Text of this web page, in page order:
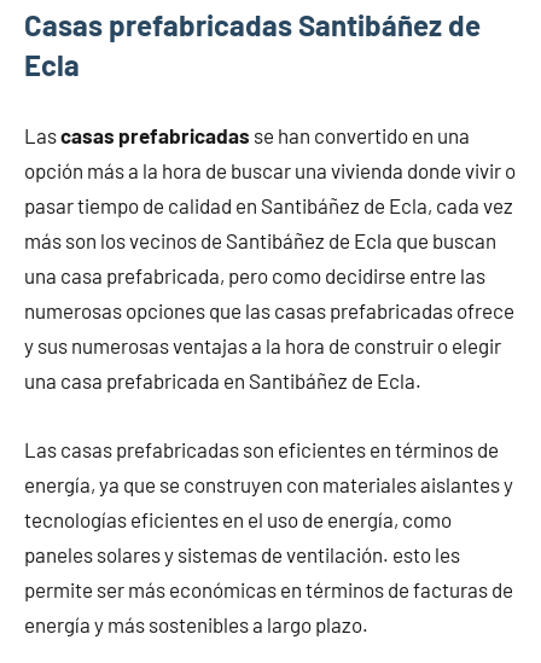
Casas prefabricadas Santibáñez de
Ecla
Lascasas prefabricadas se han convertido en una
opción más a la hora de buscar una vivienda donde vivir o
pasar tiempo de calidad en Santibáñez de Ecla, cada vez
más son los vecinos de Santibáñez de Ecla que buscan
una casa prefabricada, pero como decidirse entre las
numerosas opciones que las casas prefabricadas ofrece
y sus numerosas ventajas a la hora de construir o elegir
una casa prefabricada en Santibáñez de Ecla.
Las casas prefabricadas son eficientes en términos de
energía, ya que se construyen con materiales aislantes y
tecnologías eficientes en el uso de energía, como
paneles solares y sistemas de ventilación. esto les
permite ser más económicas en términos de facturas de
energía y más sostenibles a largo plazo.